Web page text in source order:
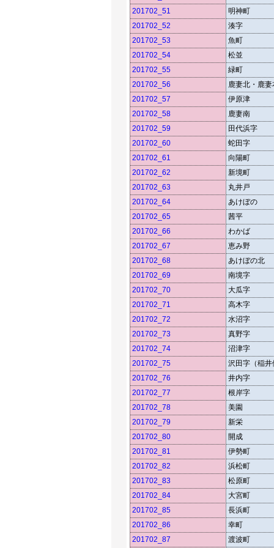
201702_51
明神町
201702_52
湊字
201702_53
魚町
201702_54
松並
201702_55
緑町
201702_56
鹿妻北・鹿妻
201702_57
伊原津
201702_58
鹿妻南
201702_59
田代浜字
201702_60
蛇田字
201702_61
向陽町
201702_62
新境町
201702_63
丸井戸
201702_64
あけぼの
201702_65
茜平
201702_66
わかば
201702_67
恵み野
201702_68
あけぼの北
201702_69
南境字
201702_70
大瓜字
201702_71
高木字
201702_72
水沼字
201702_73
真野字
201702_74
沼津字
201702_75
沢田字（稲井
201702_76
井内字
201702_77
根岸字
201702_78
美園
201702_79
新栄
201702_80
開成
201702_81
伊勢町
201702_82
浜松町
201702_83
松原町
201702_84
大宮町
201702_85
長浜町
201702_86
幸町
201702_87
渡波町